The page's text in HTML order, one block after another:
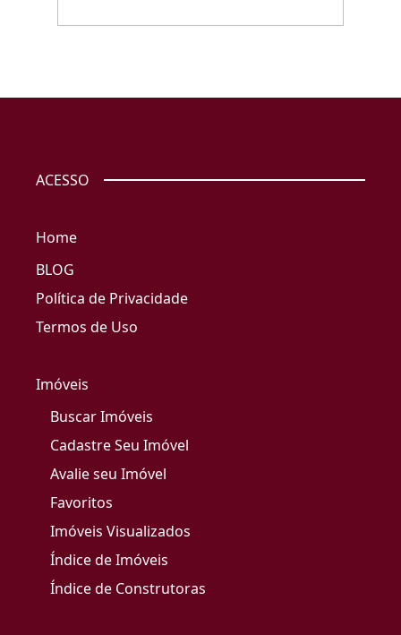
ACESSO
Home
BLOG
Política de Privacidade
Termos de Uso
Imóveis
Buscar Imóveis
Cadastre Seu Imóvel
Avalie seu Imóvel
Favoritos
Imóveis Visualizados
Índice de Imóveis
Índice de Construtoras